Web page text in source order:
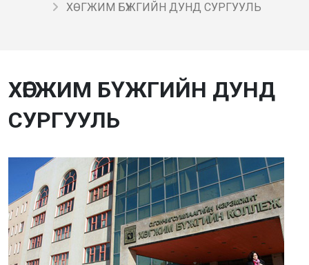
ХӨГЖИМ БҮЖГИЙН ДУНД СУРГУУЛЬ
ХӨГЖИМ БҮЖГИЙН ДУНД
СУРГУУЛЬ